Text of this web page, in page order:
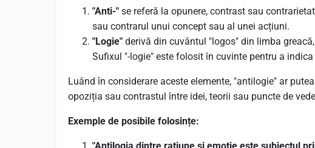
"Anti-" se referă la opunere, contrast sau
sau contrarul unui concept sau al unei acțiuni.
"Logie" derivă din cuvântul "logos" din limba
Sufixul "-logie" este folosit în cuvinte pentru a
Luând în considerare aceste elemente, "antilogie" ar
opoziția sau contrastul între idei, teorii sau puncte de
Exemple de posibile folosințe: